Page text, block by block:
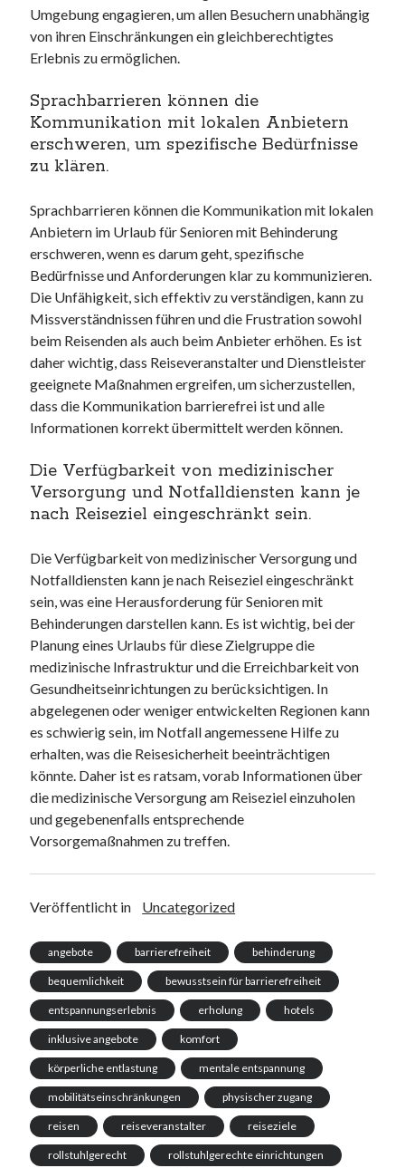
Umgebung engagieren, um allen Besuchern unabhängig
von ihren Einschränkungen ein gleichberechtigtes
Erlebnis zu ermöglichen.
Sprachbarrieren können die
Kommunikation mit lokalen Anbietern
erschweren, um spezifische Bedürfnisse
zu klären.
Sprachbarrieren können die Kommunikation mit lokalen
Anbietern im Urlaub für Senioren mit Behinderung
erschweren, wenn es darum geht, spezifische
Bedürfnisse und Anforderungen klar zu kommunizieren.
Die Unfähigkeit, sich effektiv zu verständigen, kann zu
Missverständnissen führen und die Frustration sowohl
beim Reisenden als auch beim Anbieter erhöhen. Es ist
daher wichtig, dass Reiseveranstalter und Dienstleister
geeignete Maßnahmen ergreifen, um sicherzustellen,
dass die Kommunikation barrierefrei ist und alle
Informationen korrekt übermittelt werden können.
Die Verfügbarkeit von medizinischer
Versorgung und Notfalldiensten kann je
nach Reiseziel eingeschränkt sein.
Die Verfügbarkeit von medizinischer Versorgung und
Notfalldiensten kann je nach Reiseziel eingeschränkt
sein, was eine Herausforderung für Senioren mit
Behinderungen darstellen kann. Es ist wichtig, bei der
Planung eines Urlaubs für diese Zielgruppe die
medizinische Infrastruktur und die Erreichbarkeit von
Gesundheitseinrichtungen zu berücksichtigen. In
abgelegenen oder weniger entwickelten Regionen kann
es schwierig sein, im Notfall angemessene Hilfe zu
erhalten, was die Reisesicherheit beeinträchtigen
könnte. Daher ist es ratsam, vorab Informationen über
die medizinische Versorgung am Reiseziel einzuholen
und gegebenenfalls entsprechende
Vorsorgemaßnahmen zu treffen.
Veröffentlicht in Uncategorized
angebote barrierefreiheit behinderung
bequemlichkeit bewusstsein für barrierefreiheit
entspannungserlebnis erholung hotels
inklusive angebote komfort
körperliche entlastung mentale entspannung
mobilitätseinschränkungen physischer zugang
reisen reiseveranstalter reiseziele
rollstuhlgerecht rollstuhlgerechte einrichtungen